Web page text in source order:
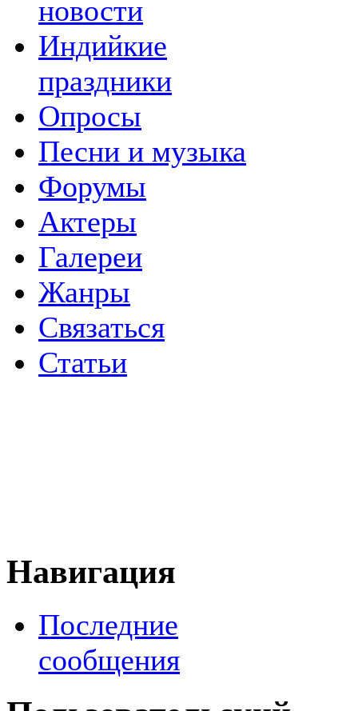
новости
Индийкие
праздники
Опросы
Песни и музыка
Форумы
Актеры
Галереи
Жанры
Связаться
Статьи
Навигация
Последние
сообщения